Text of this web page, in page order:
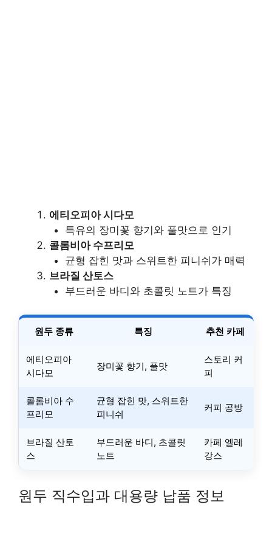
에티오피아 시다모
특유의 장미꽃 향기와 풀맛으로 인기
콜롬비아 수프리모
균형 잡힌 맛과 스위트한 피니쉬가 매력
브라질 산토스
부드러운 바디와 초콜릿 노트가 특징
원두 종류 특징 추천 카페
에티오피아
시다모
장미꽃 향기, 풀맛
스토리 커
피
콜롬비아 수
프리모
균형 잡힌 맛, 스위트한
피니쉬
커피 공방
브라질 산토
스
부드러운 바디, 초콜릿
노트
카페 엘레
강스
원두 직수입과 대용량 납품 정보